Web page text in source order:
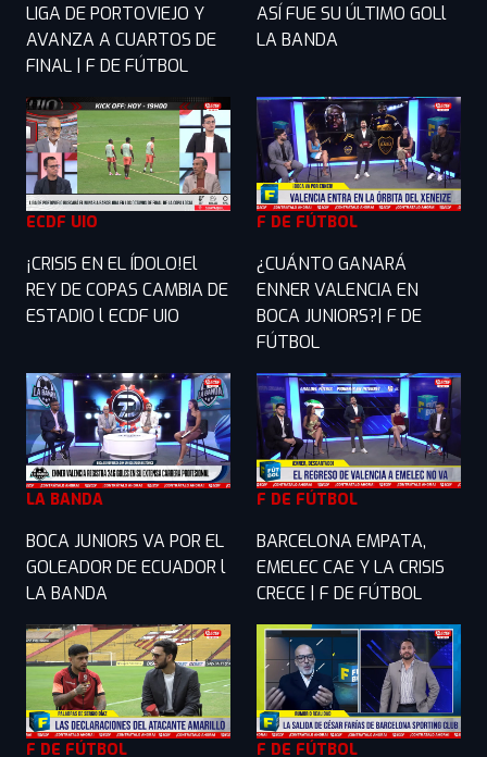
LIGA DE PORTOVIEJO Y
AVANZA A CUARTOS DE
FINAL | F DE FÚTBOL
ASÍ FUE SU ÚLTIMO GOLl
LA BANDA
ECDF UIO
¡CRISIS EN EL ÍDOLO!El
REY DE COPAS CAMBIA DE
ESTADIO l ECDF UIO
F DE FÚTBOL
¿CUÁNTO GANARÁ
ENNER VALENCIA EN
BOCA JUNIORS?| F DE
FÚTBOL
LA BANDA
BOCA JUNIORS VA POR EL
GOLEADOR DE ECUADOR l
LA BANDA
F DE FÚTBOL
BARCELONA EMPATA,
EMELEC CAE Y LA CRISIS
CRECE | F DE FÚTBOL
F DE FÚTBOL F DE FÚTBOL